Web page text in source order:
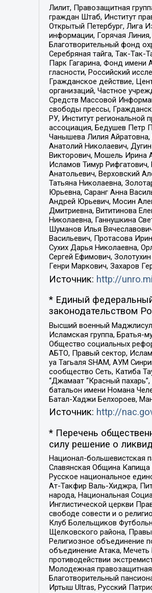
Лилит, Правозащитная
граждан Штаб, Институт
Открытый Петербург, Лига
информации, Горячая
Благотворительный фонд
Серебряная тайга, Так-
Парк Гагарина, Фонд имени
гласности, Российский
Гражданское действие,
организаций, Частное
Средств Массовой
свободы прессы,
РУ, Институт
ассоциация, Бедушев Петр
Чанышева Лилия Айратовна,
Анатолий Николаевич,
Викторович, Мошель Ирина
Исламов Тимур
Анатольевич, Верховский
Татьяна Николаевна,
Юрьевна, Саранг Анна
Андрей Юрьевич, Мосин
Дмитриевна, Вититинова
Николаевна, Ганнушкина
Шуманов Илья
Васильевич, Протасова
Сухих Дарья Николаевна,
Сергей Ефимович,
Генри Маркович, Захаров
Источник: http://
* Единый федеральный
законодательством
Высший военный
Исламская группа, Братья-
Общество социальных
АБТО, Правый сектор,
уа Тагьаля SHAM, АУМ
сообщество Сеть, Катиба
“Джамаат “Красный
батальон имени Номана
Батал-Хаджи Белхороев,
Источник: http://
* Перечень
силу решение о
Национал-большевистская
Славянская Община Капища
Русское национальное
Ат-Такфир Валь-Хиджра,
народа, Национальная
Инглистической церкви
свободе совести и о
Клуб Болельщиков
Щелковского района,
Религиозное объединение
объединение Атака,
противодействии
Молодежная
Благотворительный
Иртыш Ultras, Русский